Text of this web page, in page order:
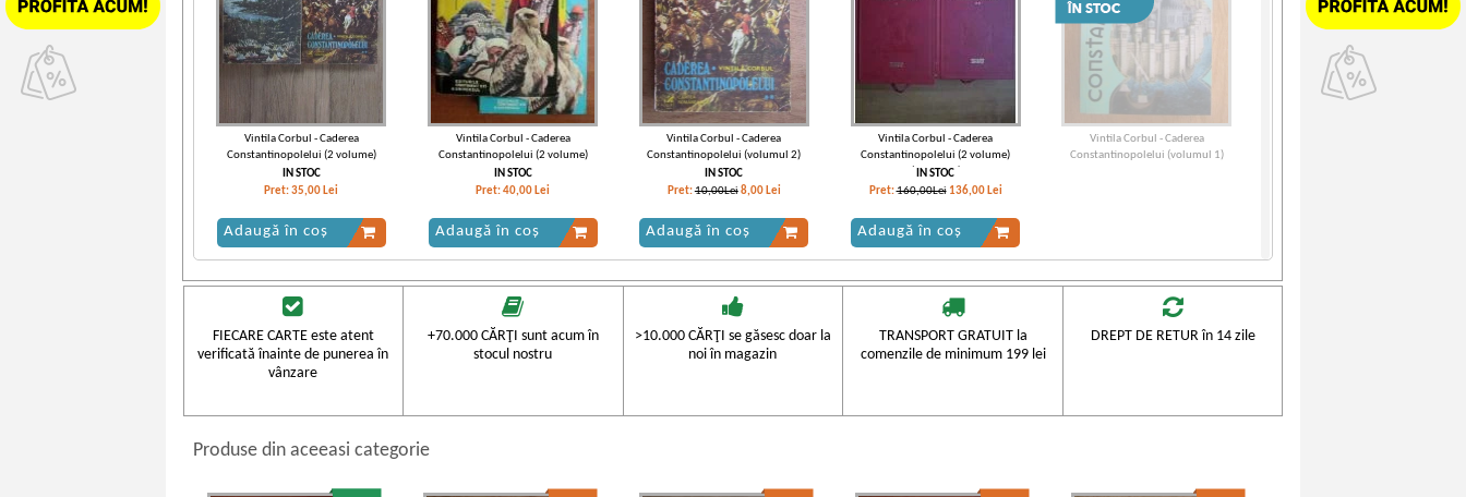
Vintila Corbul - Caderea
Constantinopolelui (2 volume)
IN STOC
Pret:35,00 Lei
Adaugă în coș
Vintila Corbul - Caderea
Constantinopolelui (2 volume)
IN STOC
Pret:40,00 Lei
Adaugă în coș
Vintila Corbul - Caderea
Constantinopolelui (volumul 2)
IN STOC
Pret:10,00Lei 8,00 Lei
Adaugă în coș
Vintila Corbul - Caderea
Constantinopolelui (2 volume)
(Adevarul)
IN STOC
Pret:160,00Lei 136,00 Lei
Adaugă în coș
Vintila Corbul - Caderea
Constantinopolelui (volumul 1)
FIECARE CARTE este atent
verificată înainte de punerea în
vânzare
+70.000 CĂRŢI sunt acum în
stocul nostru
>10.000 CĂRŢI se găsesc doar la
noi în magazin
TRANSPORT GRATUIT la
comenzile de minimum 199 lei
DREPT DE RETUR în 14 zile
Produse din aceeasi categorie